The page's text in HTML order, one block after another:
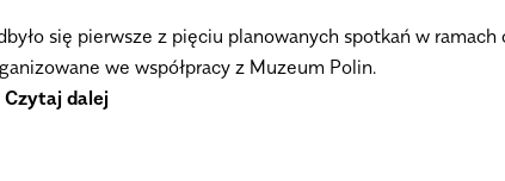
się pierwsze z pięciu planowanych spotkań w ramach
we współpracy z Muzeum Polin.
Czytaj dalej